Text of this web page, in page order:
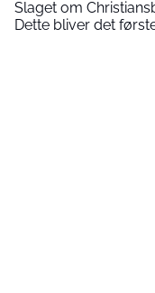
Slaget om
Dette bliver det